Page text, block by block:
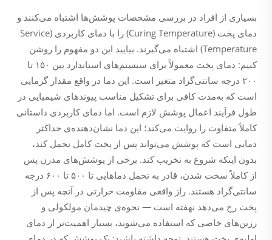
بسیاری از افراد در بررسی مشخصات پوشش‌ها اشتباه می‌کنند و
دمای پخت (Curing Temperature) را با دمای کاربردی (Service
Temperature) اشتباه می‌گیرند. بیایید این دو مفهوم را روشن
کنیم: دمای پخت معمولاً برای سیستم‌های استاندارد بین ۱۵۰ تا
۲۰۰ درجه سانتی‌گراد متغیر است. این دما در واقع مقدار گرمایی
است که به‌مدت کافی برای تشکیل مناسب پیوندهای شیمیایی در
طول فرآیند اعمال پوشش لازم است. اما دمای کاربردی داستانی
کاملاً متفاوت را روایت می‌کند؛ این دما نشان‌دهنده‌ی حداکثر
دمایی است که پوشش می‌تواند پس از پخت کامل تحمل کند،
بدون اینکه شروع به تخریب کند. برخی از پوشش‌های مدرن پس
از کاملاً سخت شدن، قادر به تحمل دماهایی تا ۵۰۰ تا ۶۰۰ درجه
سانتی‌گراد هستند. راز واقعی مقاومت حرارتی در آنچه پس از
پخت رخ می‌دهد نهفته است — نحوه‌ی چیدمان مولکولی و
رزین‌های خاصی که استفاده می‌شوند، بسیار اهمیت‌تر از دمای